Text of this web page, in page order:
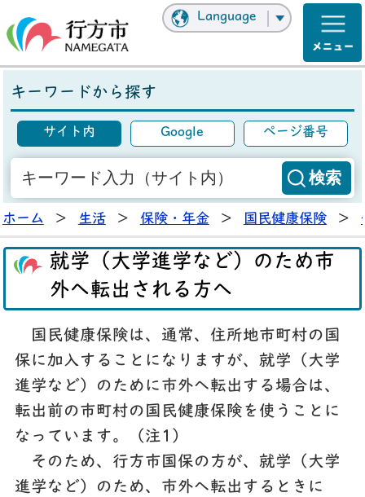
Language
キーワードから探す
サイト内 Google ページ番号
ホーム > 生活 > 保険・年金 > 国民健康保険 >
就学（大学進学など）のため市
外へ転出される方へ
国民健康保険は、通常、住所地市町村の国
保に加入することになりますが、就学（大学
進学など）のために市外へ転出する場合は、
転出前の市町村の国民健康保険を使うことに
なっています。（注1）
そのため、行方市国保の方が、就学（大学
進学など）のため、市外へ転出するときに